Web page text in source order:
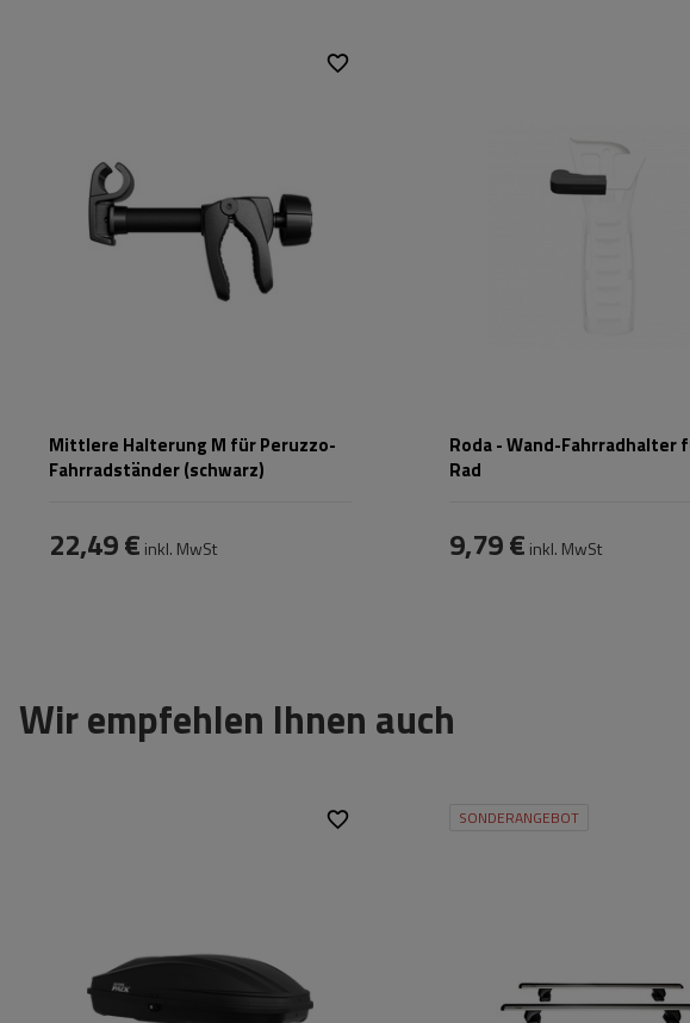
Mittlere Halterung M für Peruzzo-
Fahrradständer (schwarz)
22,49 € inkl. MwSt
Roda - Wand-Fahrradhalter
Rad
9,79 € inkl. MwSt
Wir empfehlen Ihnen auch
SONDERANGEBOT